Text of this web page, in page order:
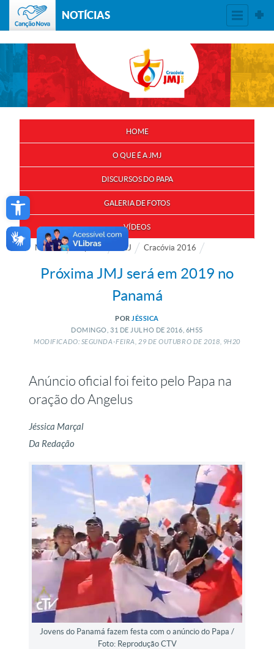
Open toolbar
NOTÍCIAS
HOME
O QUE É A JMJ
DISCURSOS DO PAPA
GALERIA DE FOTOS
VÍDEOS
Notícias Especial JMJ Cracóvia 2016
Próxima JMJ será em 2019 no
Panamá
POR JÉSSICA
DOMINGO, 31 DE JULHO DE 2016, 6H55
MODIFICADO: SEGUNDA-FEIRA, 29DEOUTUBRO DE2018, 9H20
Anúncio oficial foi feito pelo Papa na
oração do Angelus
Jéssica Marçal
Da Redação
Jovens do Panamá fazem festa com o anúncio do Papa /
Foto: Reprodução CTV